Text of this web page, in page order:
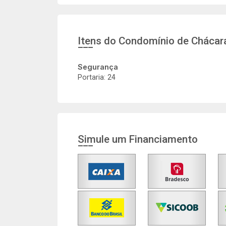
Itens do Condomínio de
Segurança
Portaria: 24
Simule um Financiamento